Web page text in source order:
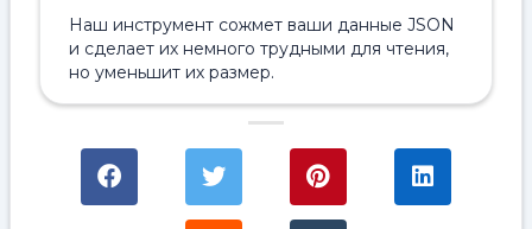
Наш инструмент сожмет ваши данные JSON
и сделает их немного трудными для чтения,
но уменьшит их размер.